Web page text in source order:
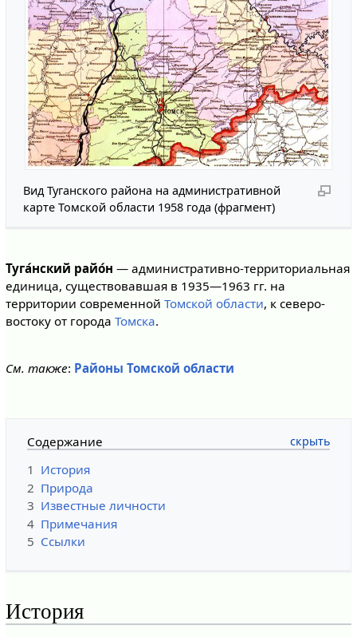
Вид Туганского района на административной
карте Томской области 1958 года (фрагмент)
Туга́нский райо́н — административно-территориальная
единица, существовавшая в 1935—1963 гг. на
территории современной Томской области, к северо-
востоку от города Томска.
См. также: Районы Томской области
Содержание
1 История
2 Природа
3 Известные личности
4 Примечания
5 Ссылки
История